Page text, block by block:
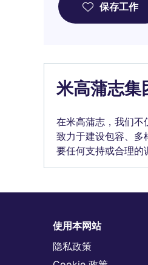
保存工作
米高蒲志集
在米高蒲志，我们不
致力于建设包容、多
要任何支持或合理的
使用本网站
隐私政策